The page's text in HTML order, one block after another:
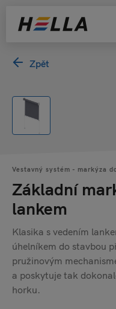
Zpět
Vestavný systém - markýza
Základní
lankem
Klasika s vedením
úhelníkem do stavbou
pružinovým
a poskytuje tak
horku.